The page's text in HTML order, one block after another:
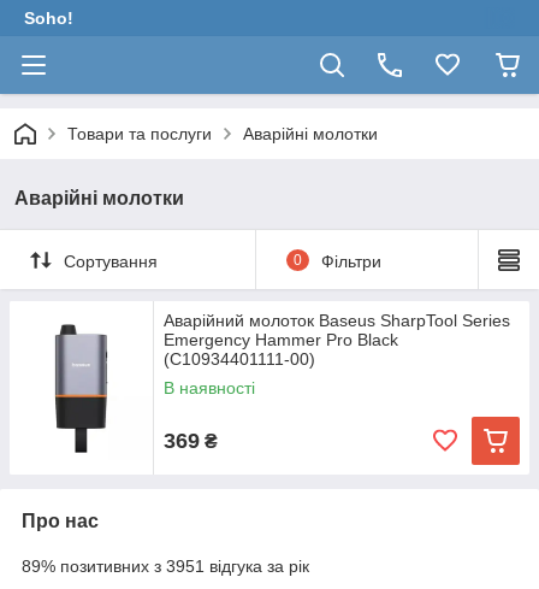
Soho!
Товари та послуги Аварійні молотки
Аварійні молотки
Сортування 0 Фільтри
Аварійний молоток Baseus SharpTool Series
Emergency Hammer Pro Black
(C10934401111-00)
В наявності
369 ₴
Про нас
89% позитивних з 3951 відгука за рік